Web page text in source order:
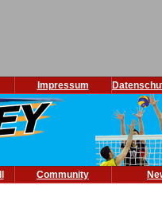
Impressum
Community